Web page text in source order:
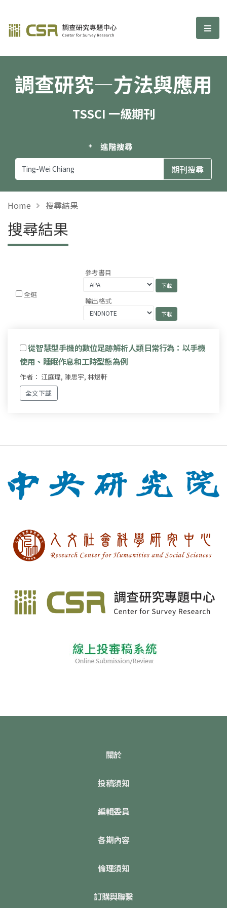
調查研究—方法與應用期刊 選
調查研究—方法與應用
TSSCI 一級期刊
進階搜尋
Home 搜尋結果
搜尋結果
全選
參考書目
輸出格式
從智慧型手機的數位足跡解析人類日常行為：以手機
使用、睡眠作息和工時型態為例
作者： 江庭瑋, 陳思宇, 林煜軒
全文下載
關於
投稿須知
編輯委員
各期內容
倫理須知
訂購與聯繫